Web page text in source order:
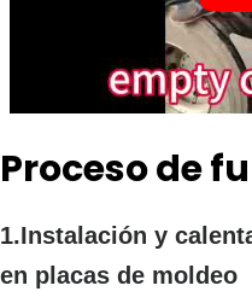
Proceso de
1.Instalación y
en placas de moldeo